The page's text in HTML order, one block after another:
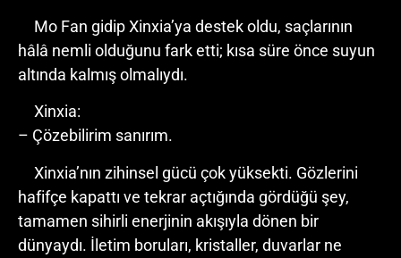
Mo Fan gidip Xinxia’ya destek oldu, saçlarının
hâlâ nemli olduğunu fark etti; kısa süre önce suyun
altında kalmış olmalıydı.
Xinxia:
– Çözebilirim sanırım.
Xinxia’nın zihinsel gücü çok yüksekti. Gözlerini
hafifçe kapattı ve tekrar açtığında gördüğü şey,
tamamen sihirli enerjinin akışıyla dönen bir
dünyaydı. İletim boruları, kristaller, duvarlar ne